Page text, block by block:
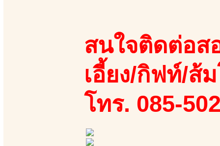
สนใจติดต่อส
เอี้ยง/กิฟท์/ส้
โทร. 085-